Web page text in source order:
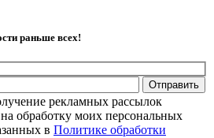
раньше всех!
Отправить
рекламных рассылок
обработку моих персональных
в Политике обработки